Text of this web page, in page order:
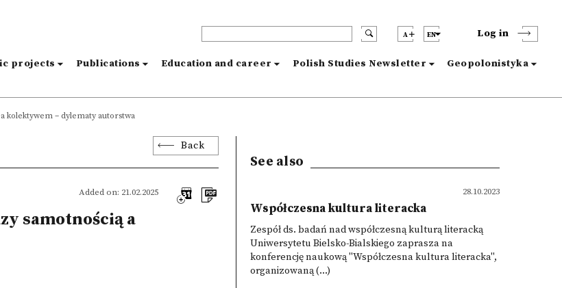
A EN Log in
projects Publications Education and career Polish Studies Newsletter Geopolonistyka
kolektywem – dylematy autorstwa
Back
Added on: 21.02.2025
samotnością a
See also
28.10.2023
Współczesna kultura literacka
Zespół ds. badań nad współczesną kulturą literacką
Uniwersytetu Bielsko-Bialskiego zaprasza na
konferencję naukową "Współczesna kultura literacka",
organizowaną (...)